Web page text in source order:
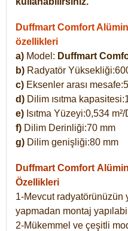
Duffmart Comfort
özellikleri
a) Model: Duffmart
b) Radyatör
c) Eksenler arası
d) Dilim ısıtma
e) Isıtma Yüzeyi:0,534
f) Dilim Derinliği:70 mm
g) Dilim genişliği:80 mm
Duffmart Comfort
Özellikleri
1-Mevcut
yapmadan montaj
2-Mükemmel ve çeşitli